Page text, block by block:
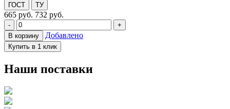
ГОСТ ТУ
665 руб. 732 руб.
-
+
В корзину
Добавлено
Купить в 1 клик
Наши поставки